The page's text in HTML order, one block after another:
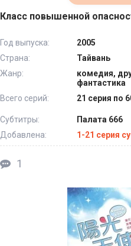
Класс повышенной
Год выпуска:
2005
Страна:
Тайвань
Жанр:
комедия,
фантастика
Всего серий:
21 серия по
Субтитры:
Палата 666
Добавлена:
1-21 серия
1